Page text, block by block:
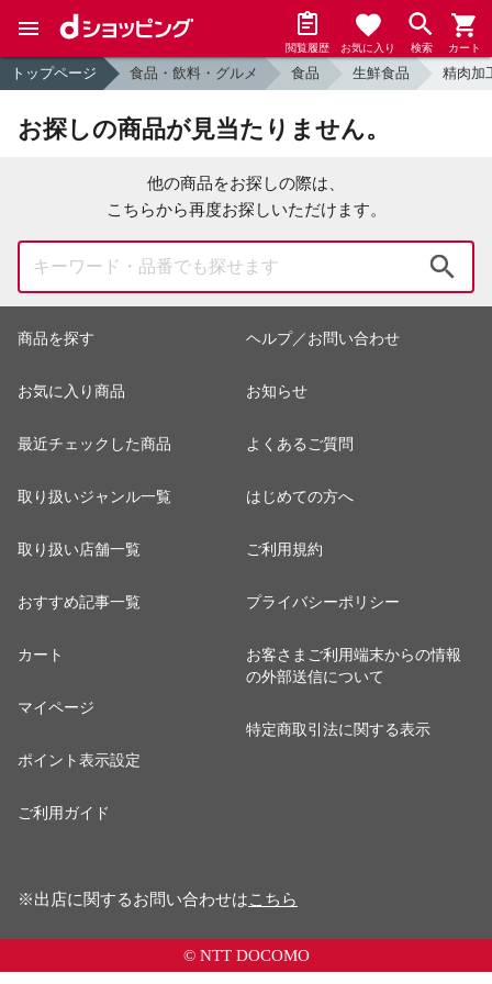
閲覧履歴 お気に入り 検索 カート
トップページ 食品・飲料・グルメ 食品 生鮮食品 精肉加
お探しの商品が見当たりません。
他の商品をお探しの際は、
こちらから再度お探しいただけます。
商品を探す
お気に入り商品
最近チェックした商品
取り扱いジャンル一覧
取り扱い店舗一覧
おすすめ記事一覧
カート
マイページ
ポイント表示設定
ご利用ガイド
ヘルプ／お問い合わせ
お知らせ
よくあるご質問
はじめての方へ
ご利用規約
プライバシーポリシー
お客さまご利用端末からの情報
の外部送信について
特定商取引法に関する表示
※出店に関するお問い合わせはこちら
© NTT DOCOMO